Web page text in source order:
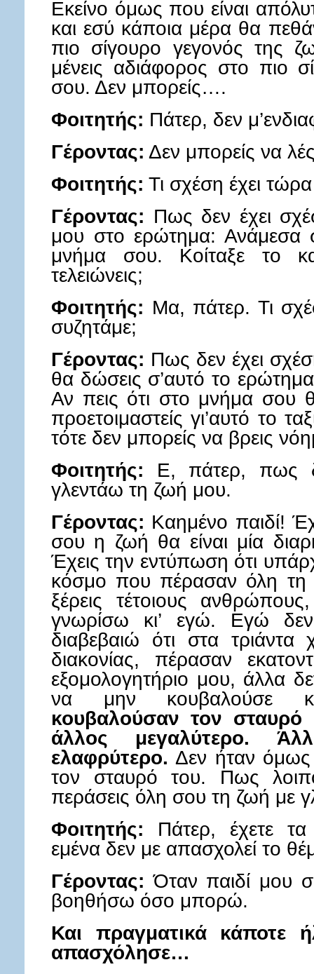
Εκείνο όμως που είναι
και εσύ κάποια μέρα θα
πιο σίγουρο γεγονός της
μένεις αδιάφορος στο πιο
σου. Δεν μπορείς….
Φοιτητής: Πάτερ, δεν
Γέροντας: Δεν μπορείς να λές
Φοιτητής: Τι σχέση έχει
Γέροντας: Πως δεν έχει
μου στο ερώτημα: Ανάμεσα
μνήμα σου. Κοίταξε το
τελειώνεις;
Φοιτητής: Μα, πάτερ. Τι
συζητάμε;
Γέροντας: Πως δεν έχει
θα δώσεις σ’αυτό το
Αν πεις ότι στο μνήμα σου
προετοιμαστείς γι’αυτό το
τότε δεν μπορείς να βρεις
Φοιτητής: Ε, πάτερ, πως
γλεντάω τη ζωή μου.
Γέροντας: Καημένο παιδί!
σου η ζωή θα είναι μία
Έχεις την εντύπωση ότι
κόσμο που πέρασαν όλη τη
ξέρεις τέτοιους
γνωρίσω κι’ εγώ. Εγώ
διαβεβαιώ ότι στα τριάντα
διακονίας, πέρασαν
εξομολογητήριο μου, άλλα
να μην κουβαλούσε
κουβαλούσαν τον σταυρό
άλλος μεγαλύτερο.
ελαφρύτερο. Δεν ήταν όμως
τον σταυρό του. Πως
περάσεις όλη σου τη ζωή με
Φοιτητής: Πάτερ, έχετε τα
εμένα δεν με απασχολεί το
Γέροντας: Όταν παιδί μου
βοηθήσω όσο μπορώ.
Και πραγματικά κάποτε
απασχόλησε…